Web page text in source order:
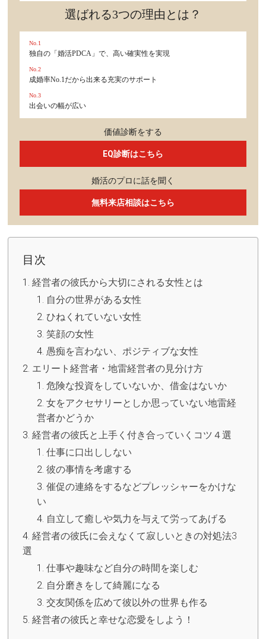
選ばれる3つの理由とは？
No.1
独自の「婚活PDCA」で、高い確実性を実現
No.2
成婚率No.1だから出来る充実のサポート
No.3
出会いの幅が広い
価値診断をする
EQ診断はこちら
婚活のプロに話を聞く
無料来店相談はこちら
目次
経営者の彼氏から大切にされる女性とは
自分の世界がある女性
ひねくれていない女性
笑顔の女性
愚痴を言わない、ポジティブな女性
エリート経営者・地雷経営者の見分け方
危険な投資をしていないか、借金はないか
女をアクセサリーとしか思っていない地雷経
営者かどうか
経営者の彼氏と上手く付き合っていくコツ４選
仕事に口出ししない
彼の事情を考慮する
催促の連絡をするなどプレッシャーをかけな
い
自立して癒しや気力を与えて労ってあげる
経営者の彼氏に会えなくて寂しいときの対処法3
選
仕事や趣味など自分の時間を楽しむ
自分磨きをして綺麗になる
交友関係を広めて彼以外の世界も作る
経営者の彼氏と幸せな恋愛をしよう！